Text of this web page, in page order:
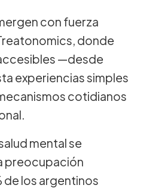
con fuerza
donde
—desde
experiencias simples
cotidianos
mental se
preocupación
los argentinos